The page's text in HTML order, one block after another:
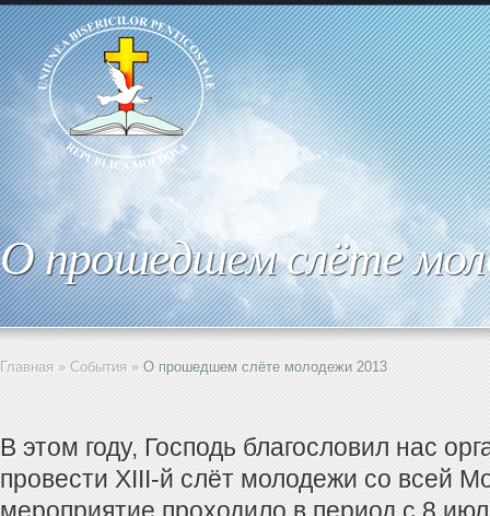
О прошедшем слёте
Главная » События » О прошедшем слёте молодежи 2013
В этом году, Господь благословил нас
провести XIII-й слёт молодежи со всей